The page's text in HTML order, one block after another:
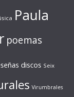
Paula
poemas
discos Seix
Virumbrales